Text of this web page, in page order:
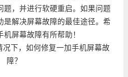
题，并进行软硬重启。如果问题
是解决屏幕故障的最佳途径。希
屏幕故障有所帮助！